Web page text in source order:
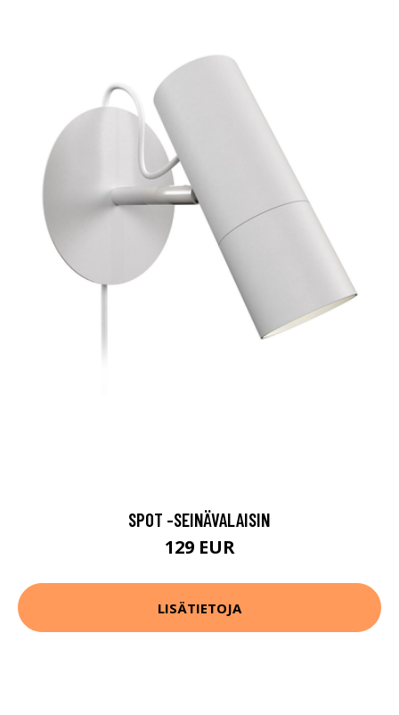
SPOT -SEINÄVALAISIN
129 EUR
LISÄTIETOJA